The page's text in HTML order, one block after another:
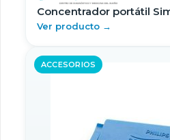
Concentrador portátil
Ver producto →
ACCESORIOS